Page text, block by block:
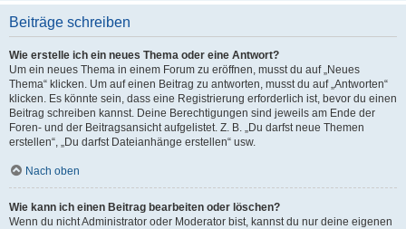
Beiträge schreiben
Wie erstelle ich ein neues Thema oder eine Antwort?
Um ein neues Thema in einem Forum zu eröffnen, musst du auf „Neues
Thema“ klicken. Um auf einen Beitrag zu antworten, musst du auf „Antworten“
klicken. Es könnte sein, dass eine Registrierung erforderlich ist, bevor du einen
Beitrag schreiben kannst. Deine Berechtigungen sind jeweils am Ende der
Foren- und der Beitragsansicht aufgelistet. Z. B. „Du darfst neue Themen
erstellen“, „Du darfst Dateianhänge erstellen“ usw.
Nach oben
Wie kann ich einen Beitrag bearbeiten oder löschen?
Wenn du nicht Administrator oder Moderator bist, kannst du nur deine eigenen